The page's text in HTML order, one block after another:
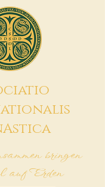
bringen
auf Erden